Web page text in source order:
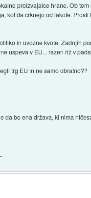
proizvajalce hrane. Ob
kot da crknejo od lakote.
in uvozne kvote. Zadnjih
uspeva v EU... razen riž v
trg EU in ne samo obratno??
bo ena država, ki nima